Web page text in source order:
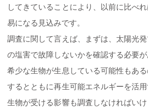
してきていることにより、以前に比べ
易になる見込みです。
調査に関して言えば、まずは、太陽光
の塩害で故障しないかを確認する必要が
希少な生物が生息している可能性もあ
するとともに再生可能エネルギーを活
生物が受ける影響も調査しなければい